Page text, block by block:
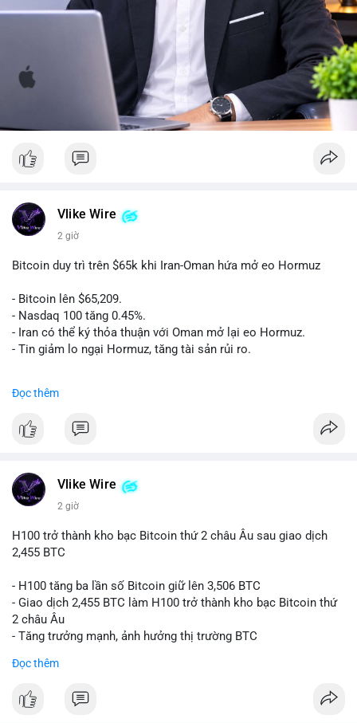
Vlike Wire
2 giờ
Bitcoin duy trì trên $65k khi Iran-Oman hứa mở eo Hormuz
- Bitcoin lên $65,209.
- Nasdaq 100 tăng 0.45%.
- Iran có thể ký thỏa thuận với Oman mở lại eo Hormuz.
- Tin giảm lo ngại Hormuz, tăng tài sản rủi ro.
📰 Nguồn: CoinDesk
Đọc thêm
Vlike Wire
2 giờ
H100 trở thành kho bạc Bitcoin thứ 2 châu Âu sau giao dịch
2,455 BTC
- H100 tăng ba lần số Bitcoin giữ lên 3,506 BTC
- Giao dịch 2,455 BTC làm H100 trở thành kho bạc Bitcoin thứ
2 châu Âu
- Tăng trưởng mạnh, ảnh hưởng thị trường BTC
#binancesquare
$btc
Đọc thêm